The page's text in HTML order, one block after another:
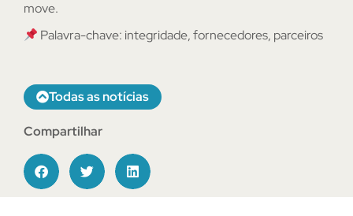
move.
Palavra-chave: integridade, fornecedores, parceiros
Todas as notícias
Compartilhar